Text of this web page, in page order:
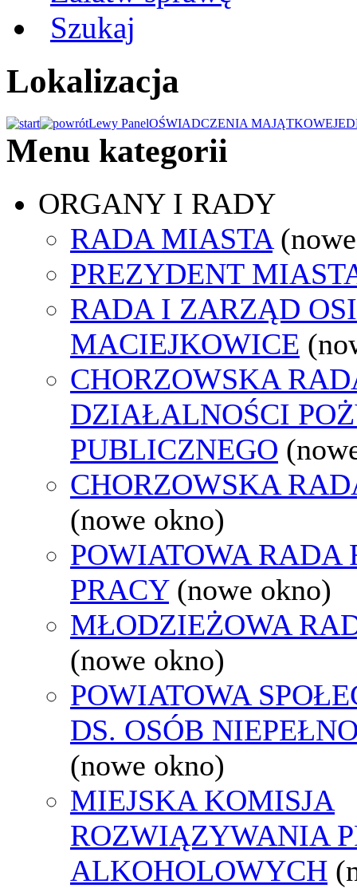
Szukaj
Lokalizacja
Lewy PanelOŚWIADCZENIA MAJĄTKOWE
Menu kategorii
ORGANY I RADY
RADA MIASTA
PREZYDENT
RADA I ZARZĄD
MACIEJKOWICE
CHORZOWSKA
DZIAŁALNOŚCI
PUBLICZNEGO
CHORZOWSKA
(nowe okno)
POWIATOWA RADA
PRACY (nowe okno)
MŁODZIEŻOWA
(nowe okno)
POWIATOWA
DS. OSÓB
(nowe okno)
MIEJSKA KOMISJA
ROZWIĄZYWANIA
ALKOHOLOWYCH